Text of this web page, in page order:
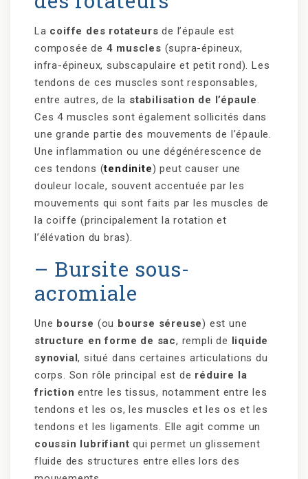
La coiffe des rotateurs de l’épaule est
composée de 4 muscles (supra-épineux,
infra-épineux, subscapulaire et petit rond). Les
tendons de ces muscles sont responsables,
entre autres, de la stabilisation de l’épaule.
Ces 4 muscles sont également sollicités dans
une grande partie des mouvements de l’épaule.
Une inflammation ou une dégénérescence de
ces tendons (tendinite) peut causer une
douleur locale, souvent accentuée par les
mouvements qui sont faits par les muscles de
la coiffe (principalement la rotation et
l’élévation du bras).
– Bursite sous-
acromiale
Une bourse (ou bourse séreuse) est une
structure en forme de sac, rempli de liquide
synovial, situé dans certaines articulations du
corps. Son rôle principal est de réduire la
friction entre les tissus, notamment entre les
tendons et les os, les muscles et les os et les
tendons et les ligaments. Elle agit comme un
coussin lubrifiant qui permet un glissement
fluide des structures entre elles lors des